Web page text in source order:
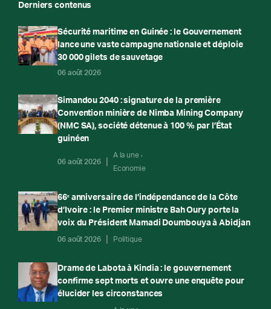
Derniers contenus
Sécurité maritime en Guinée : le Gouvernement
lance une vaste campagne nationale et déploie
30 000 gilets de sauvetage
06 août 2026
Simandou 2040 : signature de la première
Convention minière de Nimba Mining Company
(NMC SA), société détenue à 100 % par l’État
guinéen
06 août 2026
A la une
Economie
66ᵉ anniversaire de l’indépendance de la Côte
d’Ivoire : le Premier ministre Bah Oury porte la
voix du Président Mamadi Doumbouya à Abidjan
06 août 2026 Politique
Drame de Labota à Kindia : le gouvernement
confirme sept morts et ouvre une enquête pour
élucider les circonstances